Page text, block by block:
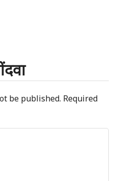
be published. Required